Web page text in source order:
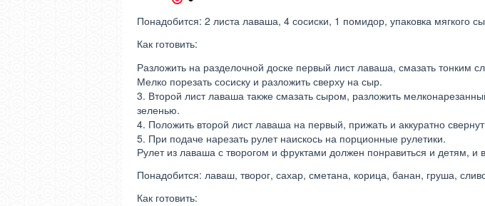
Понадобится: 2 листа лаваша, 4 сосиски, 1 помидор, упаковка мягкого
Как готовить:
Разложить на разделочной доске первый лист лаваша, смазать тонким
Мелко порезать сосиску и разложить сверху на сыр.
3. Второй лист лаваша также смазать сыром, разложить
зеленью.
4. Положить второй лист лаваша на первый, прижать и аккуратно
5. При подаче нарезать рулет наискось на порционные рулетики.
Рулет из лаваша с творогом и фруктами должен понравиться и детям, и
Понадобится: лаваш, творог, сахар, сметана, корица, банан, груша,
Как готовить: